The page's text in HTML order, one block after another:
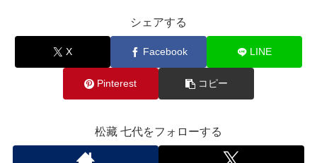
シェアする
X Facebook LINE
Pinterest コピー
松藏 七代をフォローする